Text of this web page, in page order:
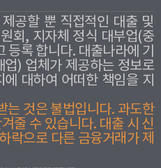
공할 뿐 직접적인 대출 및
회, 지자체 정식 대부업(중
등록 합니다. 대출나라에 기
) 업체가 제공하는 정보로
대하여 어떠한 책임을 지
는 것은 불법입니다. 과도한
줄 수 있습니다. 대출 시 신
락으로 다른 금융거래가 제